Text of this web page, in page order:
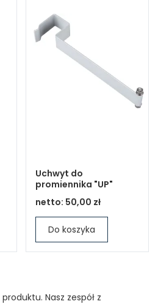
Uchwyt do
promiennika "UP"
netto: 50,00 zł
Do koszyka
Nasz zespół z